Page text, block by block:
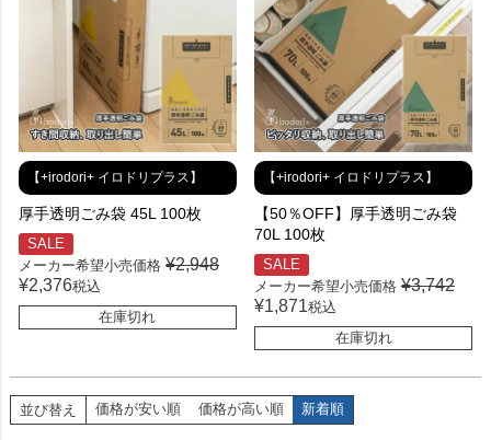
【+irodori+ イロドリプラス】
厚手透明ごみ袋 45L 100枚
SALE
メーカー希望小売価格 ¥2,948
¥2,376税込
在庫切れ
【+irodori+ イロドリプラス】
【50％OFF】厚手透明ごみ袋
70L 100枚
SALE
メーカー希望小売価格 ¥3,742
¥1,871税込
在庫切れ
並び替え 価格が安い順 価格が高い順 新着順